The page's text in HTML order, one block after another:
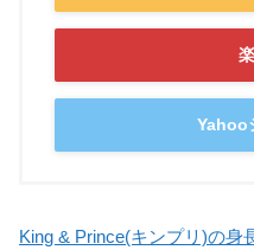
Yahoo
King & Prince(キンプリ)の身